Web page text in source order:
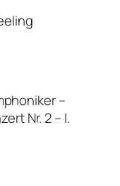
–
Nr. 2 – I.